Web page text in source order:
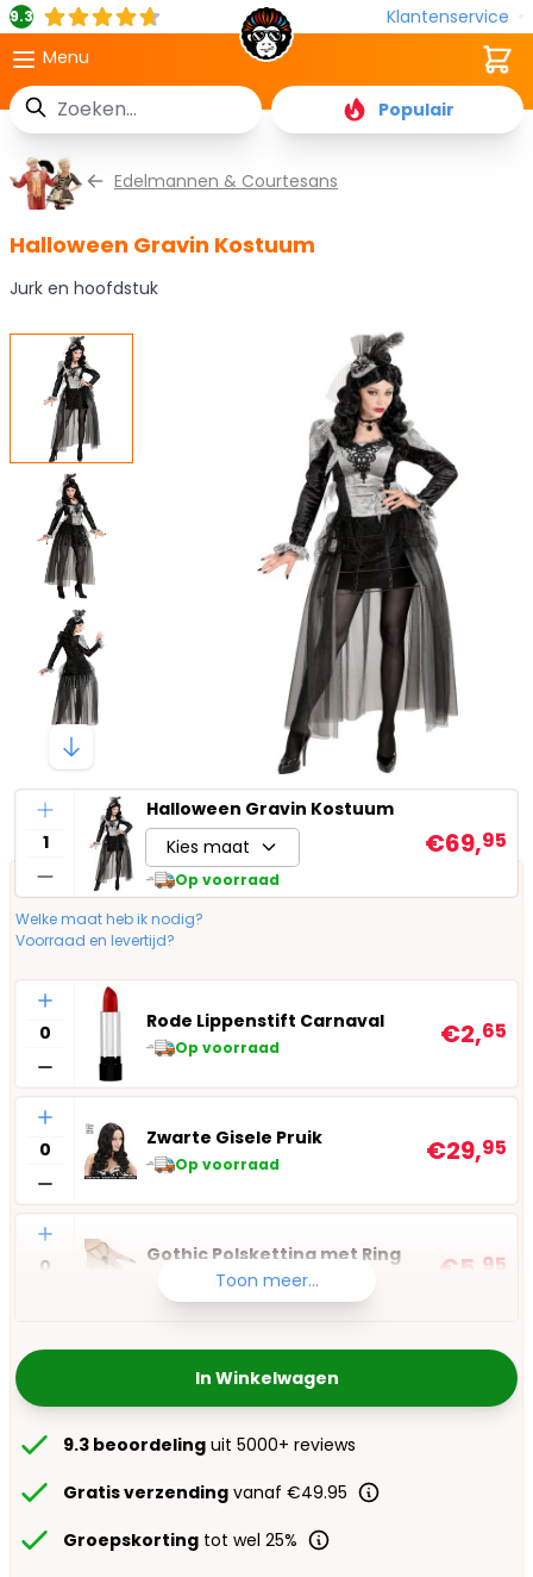
9.3
Klantenservice
Menu
Zoek
Populair
Cart
Edelmannen & Courtesans
Halloween Gravin Kostuum
Jurk en hoofdstuk
Aantal
Halloween Gravin Kostuum
Kies maat
Op voorraad
€69,95
Welke maat heb ik nodig?
Voorraad en levertijd?
Aantal
Rode Lippenstift Carnaval
Op voorraad €2,65
Aantal
Zwarte Gisele Pruik
Op voorraad €29,95
Aantal
Gothic Polsketting met Ring
Op voorraad €5, 95
Toon meer...
In Winkelwagen
9.3 beoordeling uit 5000+ reviews
Gratis verzending vanaf €49.95
Groepskorting tot wel 25%